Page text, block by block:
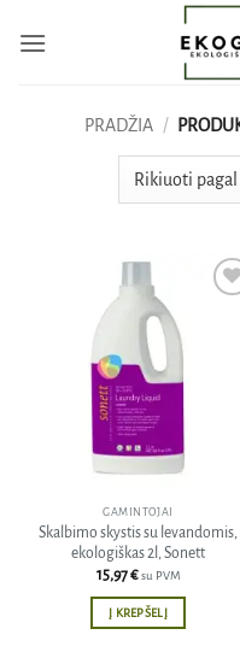
PRADŽIA /
GAMINTOJAI
Skalbimo skystis su levandomis,
ekologiškas 2l, Sonett
15,97€ su PVM
Į KREPŠELĮ